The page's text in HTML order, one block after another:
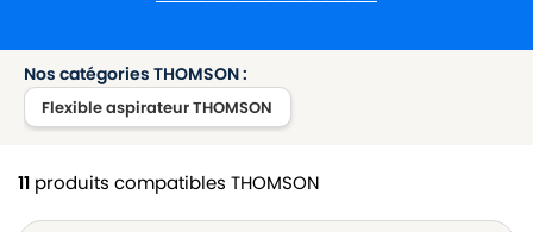
Nos catégories THOMSON :
Flexible aspirateur THOMSON
11 produits compatibles THOMSON